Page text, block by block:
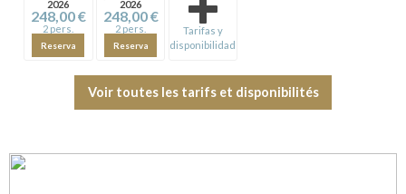
2026
248,00 €
2 pers.
Reserva
2026
248,00 €
2 pers.
Reserva
Tarifas y
disponibilidad
Voir toutes les tarifs et disponibilités